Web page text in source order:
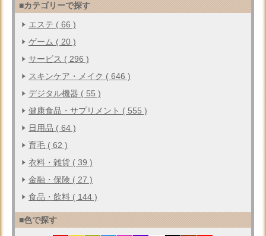
■カテゴリーで探す
エステ ( 66 )
ゲーム ( 20 )
サービス ( 296 )
スキンケア・メイク ( 646 )
デジタル機器 ( 55 )
健康食品・サプリメント ( 555 )
日用品 ( 64 )
育毛 ( 62 )
衣料・雑貨 ( 39 )
金融・保険 ( 27 )
食品・飲料 ( 144 )
■色で探す